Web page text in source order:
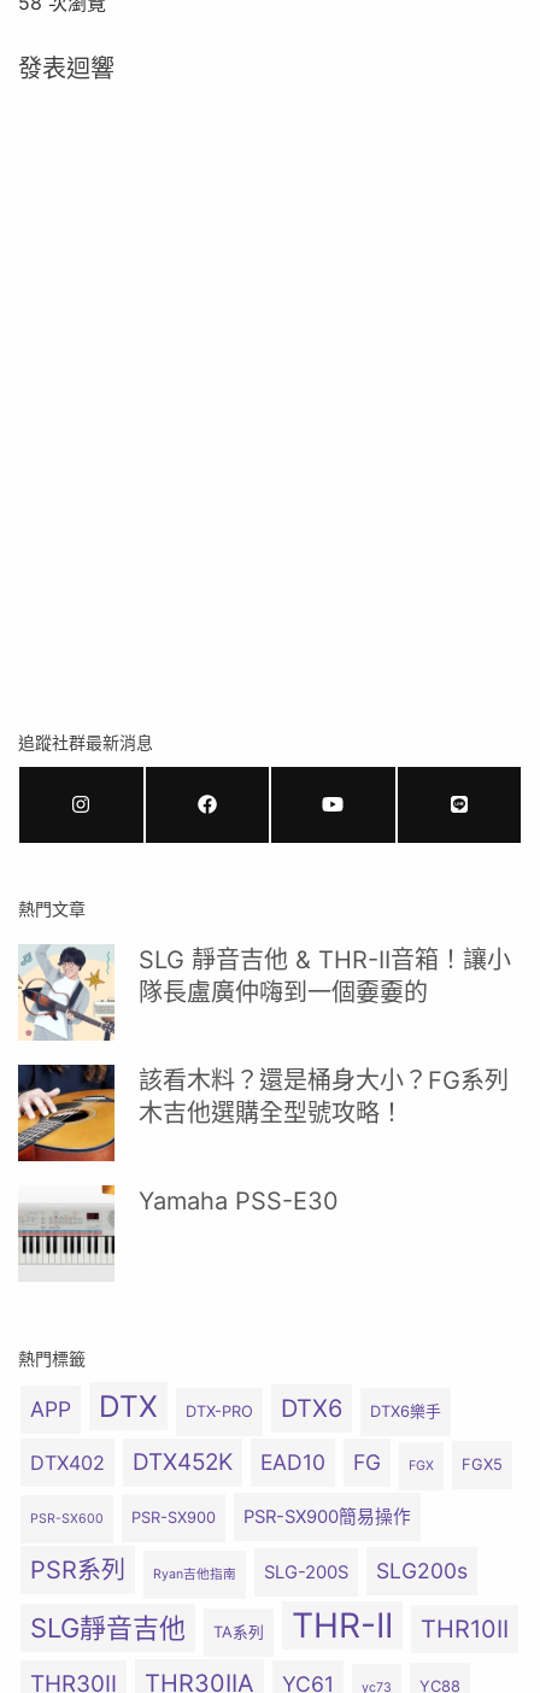
發表迴響
追蹤社群最新消息
熱門文章
SLG 靜音吉他 & THR-II音箱！讓小
隊長盧廣仲嗨到一個嫑嫑的
該看木料？還是桶身大小？FG系列
木吉他選購全型號攻略！
Yamaha PSS-E30
熱門標籤
APP DTX DTX-PRO DTX6 DTX6樂手
DTX402 DTX452K EAD10 FG FGX FGX5
PSR-SX600 PSR-SX900 PSR-SX900簡易操作
PSR系列 Ryan吉他指南 SLG-200S SLG200s
SLG靜音吉他 TA系列 THR-II THR10II
THR30II THR30IIA YC61 yc73 YC88